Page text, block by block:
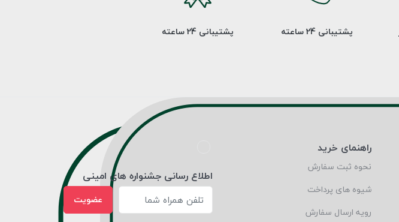
پشتیبانی 24 ساعته پشتیبانی 24 ساعته
راهنمای خرید
نحوه ثبت سفارش
شیوه های پرداخت
رویه ارسال سفارش
اطلاع رسانی جشنواره های امینی
عضویت